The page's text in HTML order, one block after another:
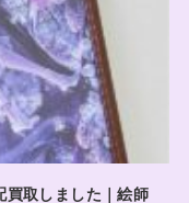
買取しました｜絵師